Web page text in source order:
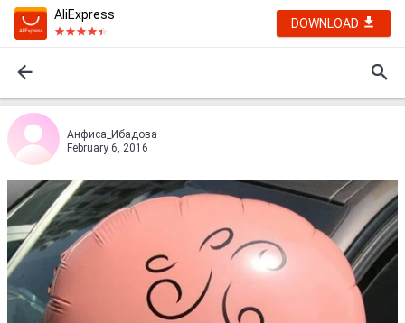
AliExpress
DOWNLOAD
Анфиса_Ибaдовa
February 6, 2016